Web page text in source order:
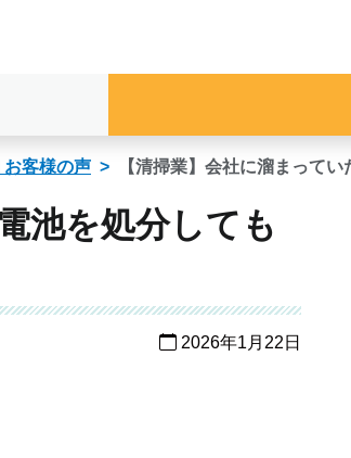
お客様の声 【清掃業】会社に溜まって
池を処分しても
2026年1月22日